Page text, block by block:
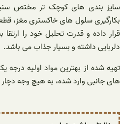
بکارگیری سلول های خاکستری مغز،
قرار داده و قدرت تحلیل خود را
دلربایی داشته و بسیار جذاب می باشد.
تهیه شده از بهترین مواد اولیه درجه
های جانبی وارد شده، به هیچ وجه